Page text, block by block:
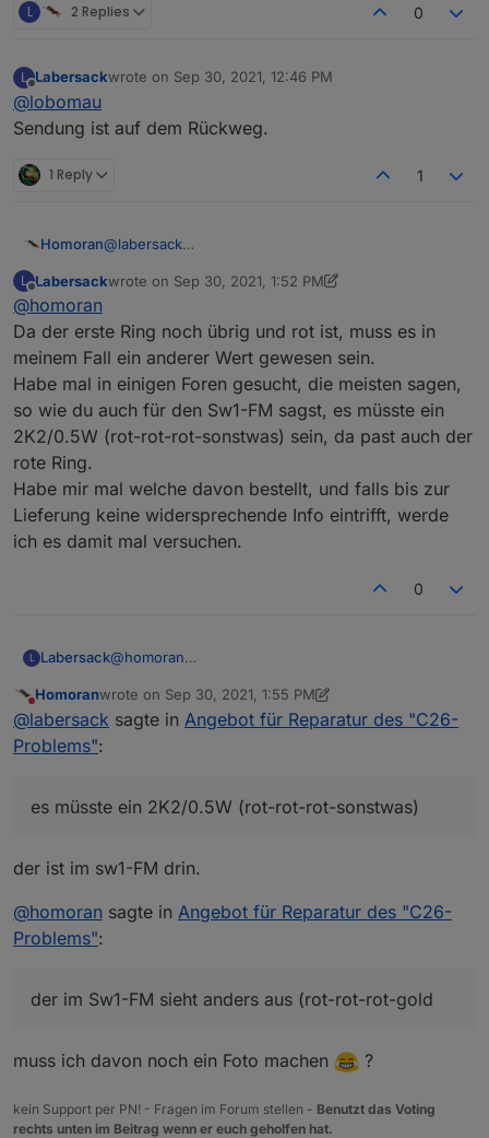
L 2 Replies 0
L
Offline
Labersackwrote on Sep 30, 2021, 12:46 PM
last edited by
@lobomau
Sendung ist auf dem Rückweg.
1 Reply 1
Homoran@labersack
L
Offline
Labersackwrote on Sep 30, 2021, 1:52 PM
last edited by LabersackSep 30, 2021, 3:58 PM
@homoran
Da der erste Ring noch übrig und rot ist, muss es in
meinem Fall ein anderer Wert gewesen sein.
Habe mal in einigen Foren gesucht, die meisten sagen,
so wie du auch für den Sw1-FM sagst, es müsste ein
2K2/0.5W (rot-rot-rot-sonstwas) sein, da past auch der
rote Ring.
Habe mir mal welche davon bestellt, und falls bis zur
Lieferung keine widersprechende Info eintrifft, werde
ich es damit mal versuchen.
0
L Labersack@homoran
meinem Fall ein anderer Wert gewesen sein.
Habe mal in einigen Foren gesucht, die meisten
Habe mir mal welche davon bestellt, und falls bis
Do not disturb
Homoranwrote on Sep 30, 2021, 1:55 PM
last edited by Homoran Sep 30, 2021, 3:56 PM
@labersack sagte in Angebot für Reparatur des "C26-
Problems":
es müsste ein 2K2/0.5W (rot-rot-rot-sonstwas)
der ist im sw1-FM drin.
@homoran sagte in Angebot für Reparatur des "C26-
Problems":
der im Sw1-FM sieht anders aus (rot-rot-rot-gold
muss ich davon noch ein Foto machen ?
kein Support per PN! - Fragen im Forum stellen - Benutzt das Voting
rechts unten im Beitrag wenn er euch geholfen hat.